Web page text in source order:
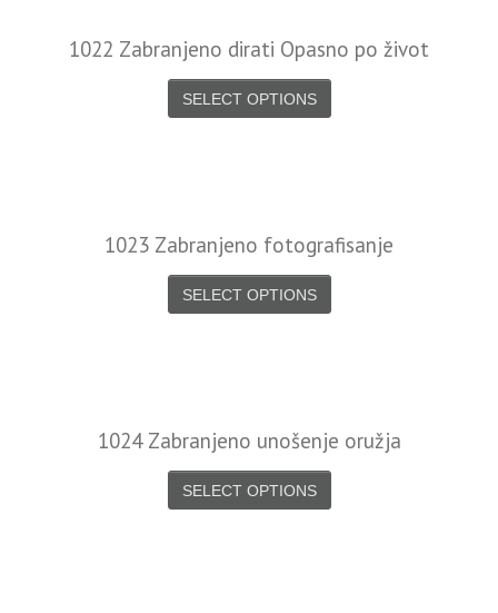
1022 Zabranjeno dirati Opasno po život
SELECT OPTIONS
1023 Zabranjeno fotografisanje
SELECT OPTIONS
1024 Zabranjeno unošenje oružja
SELECT OPTIONS